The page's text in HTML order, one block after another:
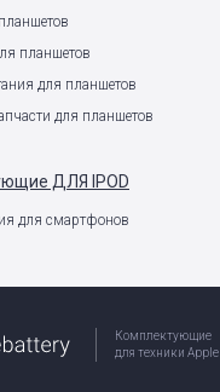
планшетов
для планшетов
для планшетов
ДЛЯ IPOD
для смартфонов
Комплектующие
для техники Apple